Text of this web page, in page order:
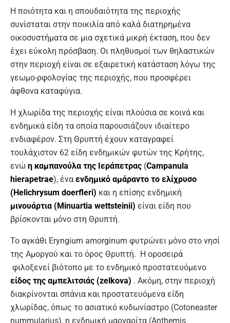
Η ποιότητα και η σπουδαιότητα της περιοχής
συνίσταται στην ποικιλία από καλά διατηρημένα
οικοσυστήματα σε μια σχετικά μικρή έκταση, που δεν
έχει εύκολη πρόσβαση. Οι πληθυσμοί των θηλαστικών
στην περιοχή είναι σε εξαιρετική κατάσταση λόγω της
γεωμο-ρφολογίας της περιοχής, που προσφέρει
άφθονα καταφύγια.
Η χλωρίδα της περιοχής είναι πλούσια σε κοινά και
ενδημικά είδη τα οποία παρουσιάζουν ιδιαίτερο
ενδιαφέρον. Στη Θρυπτή έχουν καταγραφεί
τουλάχιστον 62 είδη ενδημικών φυτών της Κρήτης,
ενώ η καμπανούλα της Ιεράπετρας (Campanula
hierapetrae), ένα ενδημικό αμάραντο το ελίχρυσο
(Helichrysum doerfleri) και η επίσης ενδημική
μινουάρτια (Minuartia wettsteinii) είναι είδη που
βρίσκονται μόνο στη Θρυπτή.
Το αγκάθι Eryngium amorginum φυτρώνει μόνο στο νησί
της Αμοργού και το όρος Θρυπτή. Η οροσειρά
φιλοξενεί βιότοπο με το ενδημικό προστατευόμενο
είδος της αμπελιτσιάς (zelkova) . Ακόμη, στην περιοχή
διακρίνονται σπάνια και προστατευόμενα είδη
χλωρίδας, όπως το ασιατικό κυδωνίαστρο (Cotoneaster
nummularius), η ενδημική μαργαρίτα (Anthemis